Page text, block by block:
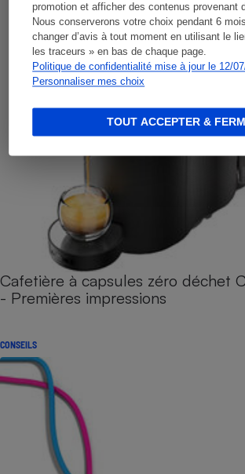
promotion et afficher des contenus provenant
Nous conserverons votre choix pendant 6
changer d’avis à tout moment en utilisant le
les traceurs » en bas de chaque page.
Politique de confidentialité mise à jour le 12/
Personnaliser mes choix
TOUT ACCEPTER &
Cafetière à capsules zéro déchet
- Premières impressions
CONSEILS